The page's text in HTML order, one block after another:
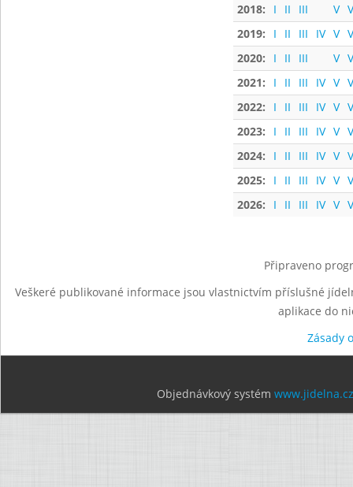
2018:
I II III V
2019:
I II III IV V
2020:
I II III V
2021:
I II III IV V
2022:
I II III IV V
2023:
I II III IV V
2024:
I II III IV V
2025:
I II III IV V
2026:
I II III IV V
Připraveno
Veškeré publikované informace jsou vlastnictvím příslušné
aplikace do
Zásady
Objednávkový systém www.jidelna.cz